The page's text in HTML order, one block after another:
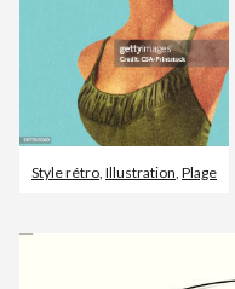
Style rétro Illustration Plage